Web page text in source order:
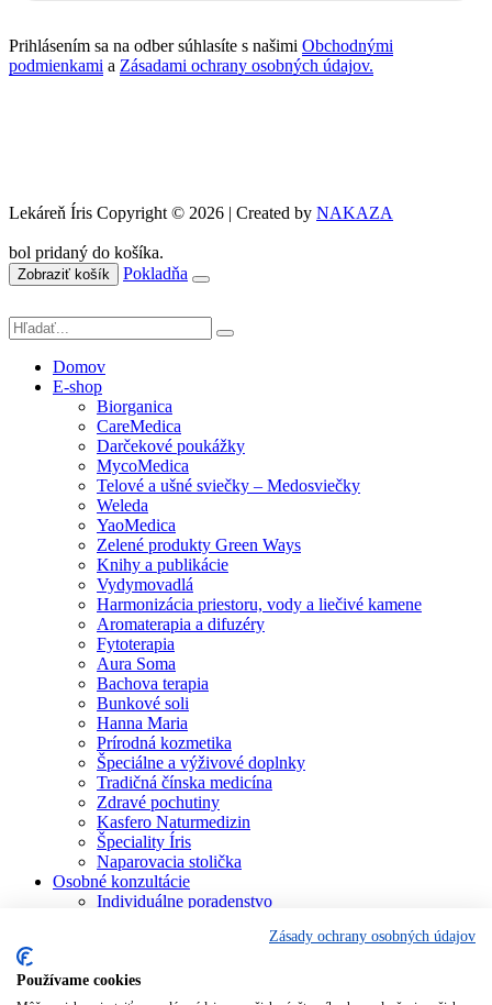
Prihlásením sa na odber súhlasíte s našimi Obchodnými
podmienkami a Zásadami ochrany osobných údajov.
Lekáreň Íris Copyright © 2026 | Created by NAKAZA
bol pridaný do košíka.
Zobraziť košík Pokladňa
Domov
E-shop
Biorganica
CareMedica
Darčekové poukážky
MycoMedica
Telové a ušné sviečky – Medosviečky
Weleda
YaoMedica
Zelené produkty Green Ways
Knihy a publikácie
Vydymovadlá
Harmonizácia priestoru, vody a liečivé kamene
Aromaterapia a difuzéry
Fytoterapia
Aura Soma
Bachova terapia
Bunkové soli
Hanna Maria
Prírodná kozmetika
Špeciálne a výživové doplnky
Tradičná čínska medicína
Zdravé pochutiny
Kasfero Naturmedizin
Špeciality Íris
Naparovacia stolička
Osobné konzultácie
Individuálne poradenstvo
Aromaterapia
Homeopatia
Zásady ochrany osobných údajov
Používame cookies